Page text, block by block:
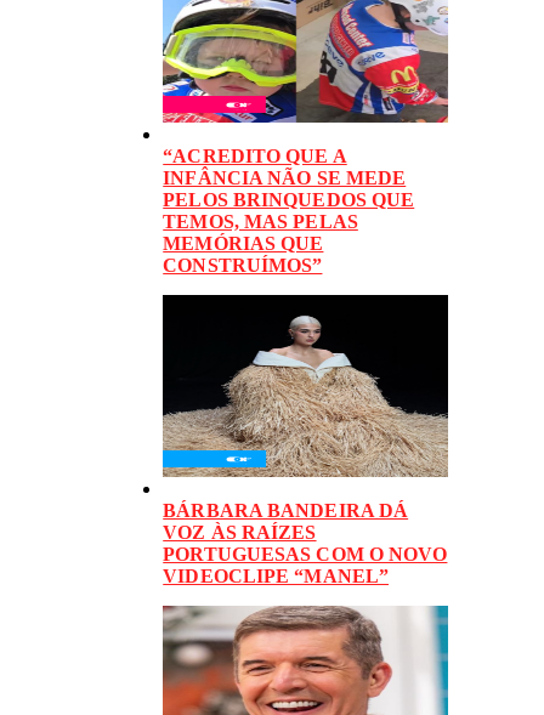
“ACREDITO QUE A
INFÂNCIA NÃO SE MEDE
PELOS BRINQUEDOS QUE
TEMOS, MAS PELAS
MEMÓRIAS QUE
CONSTRUÍMOS”
BÁRBARA BANDEIRA DÁ
VOZ ÀS RAÍZES
PORTUGUESAS COM O NOVO
VIDEOCLIPE “MANEL”